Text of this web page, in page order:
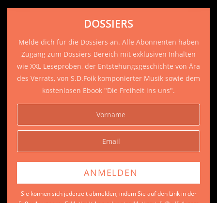
DOSSIERS
Melde dich für die Dossiers an. Alle Abonnenten haben
Zugang zum Dossiers-Bereich mit exklusiven Inhalten
wie XXL Leseproben, der Entstehungsgeschichte von Ära
des Verrats, von S.D.Foik komponierter Musik sowie dem
kostenlosen Ebook "Die Freiheit ins uns".
Sie können sich jederzeit abmelden, indem Sie auf den Link in der